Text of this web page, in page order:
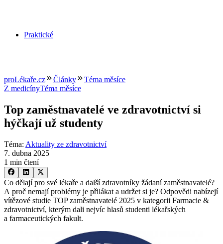
Praktické
proLékaře.cz Články
Téma měsíce
Z medicínyTéma měsíce
Top zaměstnavatelé ve zdravotnictví si
hýčkají už studenty
Téma: Aktuality ze zdravotnictví
7. dubna 2025
1 min čtení
Co dělají pro své lékaře a další zdravotníky žádaní zaměstnavatelé?
A proč nemají problémy je přilákat a udržet si je? Odpovědi nabízejí
vítězové studie TOP zaměstnavatelé 2025 v kategorii Farmacie &
zdravotnictví, kterým dali nejvíc hlasů studenti lékařských
a farmaceutických fakult.